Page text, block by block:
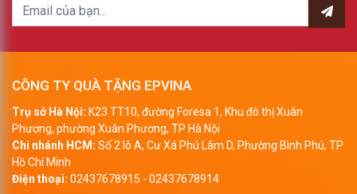
CÔNG TY QUÀ TẶNG EPVINA
Trụ sở Hà Nội: K23 TT10, đường Foresa 1, Khu đô thị Xuân
Phương, phường Xuân Phương, TP Hà Nội
Chi nhánh HCM: Số 2 lô A, Cư Xá Phú Lâm D, Phường Bình Phú, TP
Hồ Chí Minh
Điện thoại: 02437678915 - 02437678914